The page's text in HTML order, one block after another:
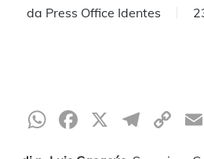
da Press Office Identes
WhatsApp
Facebook
X